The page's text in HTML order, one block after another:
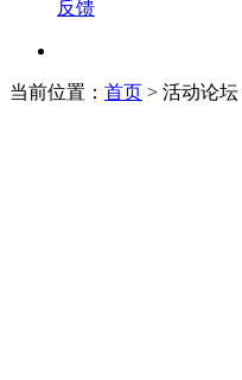
反馈
当前位置： 首页 > 活动论坛